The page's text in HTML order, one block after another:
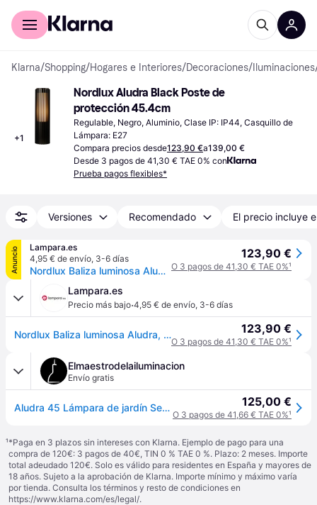
Comprar con Klarna
Klarna/Shopping/Hogares e Interiores/Decoraciones/ Iluminaciones
+1
Nordlux Aludra Black Poste de
protección 45.4cm
Regulable, Negro, Aluminio, Clase IP: IP44, Casquillo de
Lámpara: E27
Compara precios desde123,90 €a139,00 €
Desde 3 pagos de 41,30 € TAE 0% con
Prueba pagos flexibles*
Versiones Recomendado El precio incluye
Anuncio
Lampara.es
4,95 € de envío, 3-6 días
Nordlux Baliza luminosa Aludra, atenuable, Negro, Aluminio, Lámpara para exterior
123,90 €
O 3 pagos de 41,30 € TAE 0%¹
Lampara.es
Precio más bajo·4,95 € de envío, 3-6 días
Nordlux Baliza luminosa Aludra, atenuable, Negro, Aluminio, Lámpara para exterior 123,90 €
O 3 pagos de 41,30 € TAE 0%¹
Elmaestrodelailuminacion
Envío gratis
Aludra 45 Lámpara de jardín Seaside Black - Nordlux - Aluminio - Bombilla única 125,00 €
O 3 pagos de 41,66 € TAE 0%¹
¹*Paga en 3 plazos sin intereses con Klarna. Ejemplo de pago para una
compra de 120€: 3 pagos de 40€, TIN 0 % TAE 0 %. Plazo: 2 meses. Importe
total adeudado 120€. Solo es válido para residentes en España y mayores de
18 años. Sujeto a la aprobación de Klarna. Importe mínimo y máximo varía
por tienda. Consulta los términos y resto de condiciones en
https://www.klarna.com/es/legal/.